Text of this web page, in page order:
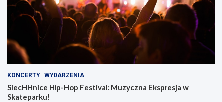
KONCERTY WYDARZENIA
SiecHHnice Hip-Hop Festival: Muzyczna Ekspresja w
Skateparku!